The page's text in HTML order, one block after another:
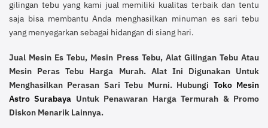
gilingan tebu yang kami jual memiliki kualitas terbaik dan tentu
saja bisa membantu Anda menghasilkan minuman es sari tebu
yang menyegarkan sebagai hidangan di siang hari.
Jual Mesin Es Tebu, Mesin Press Tebu, Alat Gilingan Tebu Atau
Mesin Peras Tebu Harga Murah. Alat Ini Digunakan Untuk
Menghasilkan Perasan Sari Tebu Murni. Hubungi Toko Mesin
Astro Surabaya Untuk Penawaran Harga Termurah & Promo
Diskon Menarik Lainnya.